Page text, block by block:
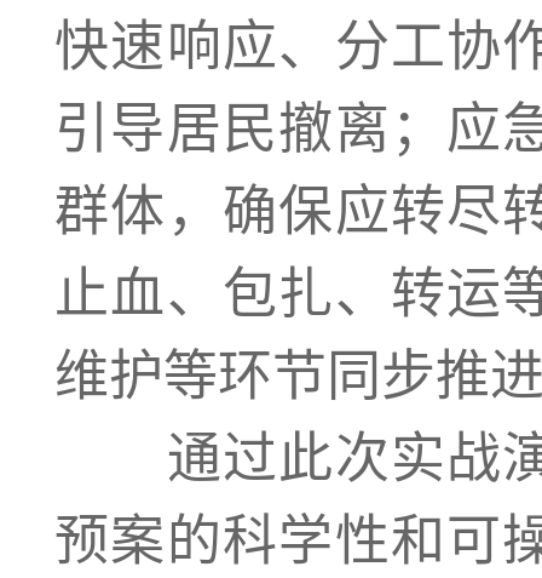
快速响应、分工协
引导居民撤离；应
群体，确保应转尽
止血、包扎、转运
维护等环节同步推
通过此次实战演
预案的科学性和可